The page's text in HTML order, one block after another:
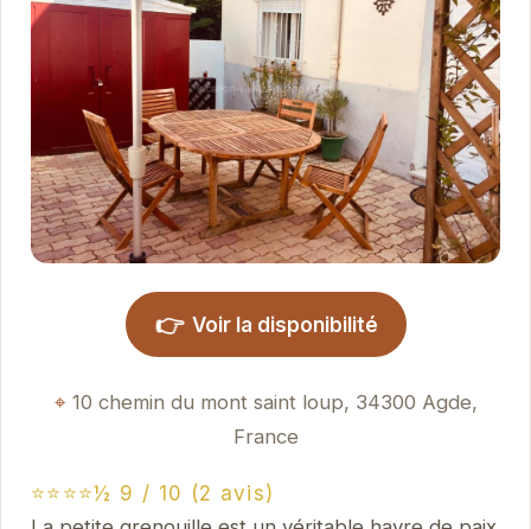
👉 Voir la disponibilité
10 chemin du mont saint loup, 34300 Agde,
France
⭐⭐⭐⭐½ 9 / 10 (2 avis)